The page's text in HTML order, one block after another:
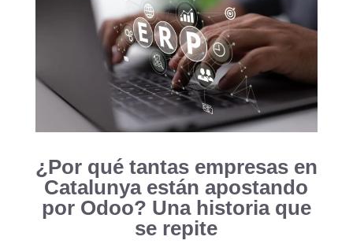
¿Por qué tantas empresas en
Catalunya están apostando
por Odoo? Una historia que
se repite